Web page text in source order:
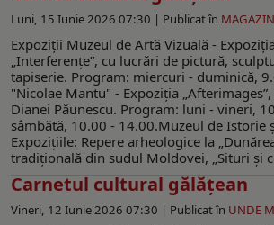
Luni, 15 Iunie 2026 07:30 | Publicat în MAGAZIN
Expoziții Muzeul de Artă Vizuală -
„Interferențeˮ, cu lucrări de pictură,
tapiserie. Program: miercuri - duminică,
"Nicolae Mantu" - Expoziţia
Dianei Păunescu. Program: luni - vineri,
sâmbătă, 10.00 - 14.00.Muzeul de Istorie
Expoziţiile: Repere arheologice la
tradiţională din sudul Moldovei, „Situri şi
Carnetul cultural gălăţean
Vineri, 12 Iunie 2026 07:30 | Publicat în UNDE